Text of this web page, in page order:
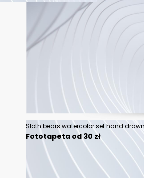
Fototapeta od 30 zł